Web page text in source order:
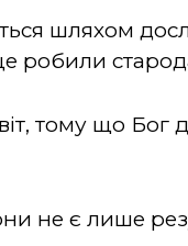
шляхом
робили
тому що Бог
не є лише